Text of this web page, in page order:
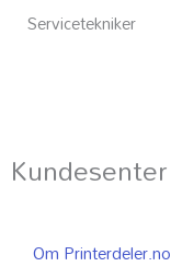
Servicetekniker
Kundesenter
Om Printerdeler.no